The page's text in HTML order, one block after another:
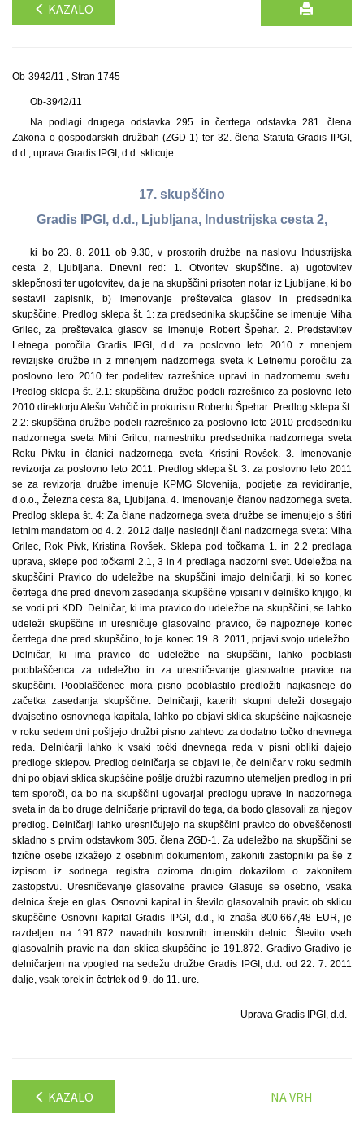
KAZALO
Ob-3942/11 , Stran 1745
Ob-3942/11
Na podlagi drugega odstavka 295. in četrtega odstavka 281. člena
Zakona o gospodarskih družbah (ZGD-1) ter 32. člena Statuta Gradis IPGI,
d.d., uprava Gradis IPGI, d.d. sklicuje
17. skupščino
Gradis IPGI, d.d., Ljubljana, Industrijska cesta 2,
ki bo 23. 8. 2011 ob 9.30, v prostorih družbe na naslovu Industrijska
cesta 2, Ljubljana. Dnevni red: 1. Otvoritev skupščine. a) ugotovitev
sklepčnosti ter ugotovitev, da je na skupščini prisoten notar iz Ljubljane, ki bo
sestavil zapisnik, b) imenovanje preštevalca glasov in predsednika
skupščine. Predlog sklepa št. 1: za predsednika skupščine se imenuje Miha
Grilec, za preštevalca glasov se imenuje Robert Špehar. 2. Predstavitev
Letnega poročila Gradis IPGI, d.d. za poslovno leto 2010 z mnenjem
revizijske družbe in z mnenjem nadzornega sveta k Letnemu poročilu za
poslovno leto 2010 ter podelitev razrešnice upravi in nadzornemu svetu.
Predlog sklepa št. 2.1: skupščina družbe podeli razrešnico za poslovno leto
2010 direktorju Alešu Vahčič in prokuristu Robertu Špehar. Predlog sklepa št.
2.2: skupščina družbe podeli razrešnico za poslovno leto 2010 predsedniku
nadzornega sveta Mihi Grilcu, namestniku predsednika nadzornega sveta
Roku Pivku in članici nadzornega sveta Kristini Rovšek. 3. Imenovanje
revizorja za poslovno leto 2011. Predlog sklepa št. 3: za poslovno leto 2011
se za revizorja družbe imenuje KPMG Slovenija, podjetje za revidiranje,
d.o.o., Železna cesta 8a, Ljubljana. 4. Imenovanje članov nadzornega sveta.
Predlog sklepa št. 4: Za člane nadzornega sveta družbe se imenujejo s štiri
letnim mandatom od 4. 2. 2012 dalje naslednji člani nadzornega sveta: Miha
Grilec, Rok Pivk, Kristina Rovšek. Sklepa pod točkama 1. in 2.2 predlaga
uprava, sklepe pod točkami 2.1, 3 in 4 predlaga nadzorni svet. Udeležba na
skupščini Pravico do udeležbe na skupščini imajo delničarji, ki so konec
četrtega dne pred dnevom zasedanja skupščine vpisani v delniško knjigo, ki
se vodi pri KDD. Delničar, ki ima pravico do udeležbe na skupščini, se lahko
udeleži skupščine in uresničuje glasovalno pravico, če najpozneje konec
četrtega dne pred skupščino, to je konec 19. 8. 2011, prijavi svojo udeležbo.
Delničar, ki ima pravico do udeležbe na skupščini, lahko pooblasti
pooblaščenca za udeležbo in za uresničevanje glasovalne pravice na
skupščini. Pooblaščenec mora pisno pooblastilo predložiti najkasneje do
začetka zasedanja skupščine. Delničarji, katerih skupni deleži dosegajo
dvajsetino osnovnega kapitala, lahko po objavi sklica skupščine najkasneje
v roku sedem dni pošljejo družbi pisno zahtevo za dodatno točko dnevnega
reda. Delničarji lahko k vsaki točki dnevnega reda v pisni obliki dajejo
predloge sklepov. Predlog delničarja se objavi le, če delničar v roku sedmih
dni po objavi sklica skupščine pošlje družbi razumno utemeljen predlog in pri
tem sporoči, da bo na skupščini ugovarjal predlogu uprave in nadzornega
sveta in da bo druge delničarje pripravil do tega, da bodo glasovali za njegov
predlog. Delničarji lahko uresničujejo na skupščini pravico do obveščenosti
skladno s prvim odstavkom 305. člena ZGD-1. Za udeležbo na skupščini se
fizične osebe izkažejo z osebnim dokumentom, zakoniti zastopniki pa še z
izpisom iz sodnega registra oziroma drugim dokazilom o zakonitem
zastopstvu. Uresničevanje glasovalne pravice Glasuje se osebno, vsaka
delnica šteje en glas. Osnovni kapital in število glasovalnih pravic ob sklicu
skupščine Osnovni kapital Gradis IPGI, d.d., ki znaša 800.667,48 EUR, je
razdeljen na 191.872 navadnih kosovnih imenskih delnic. Število vseh
glasovalnih pravic na dan sklica skupščine je 191.872. Gradivo Gradivo je
delničarjem na vpogled na sedežu družbe Gradis IPGI, d.d. od 22. 7. 2011
dalje, vsak torek in četrtek od 9. do 11. ure.
Uprava Gradis IPGI, d.d.
KAZALO NA VRH